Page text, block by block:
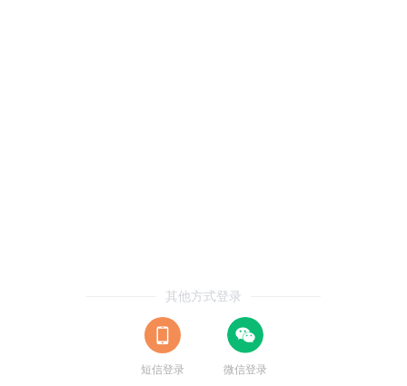
其他方式登录
短信登录 微信登录